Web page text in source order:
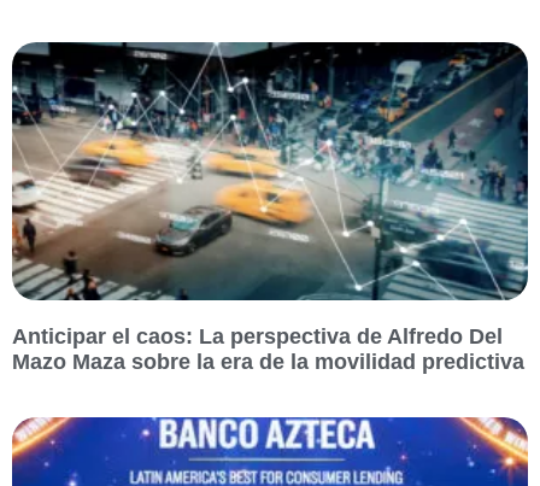
Anticipar el caos: La perspectiva de Alfredo Del
Mazo Maza sobre la era de la movilidad predictiva